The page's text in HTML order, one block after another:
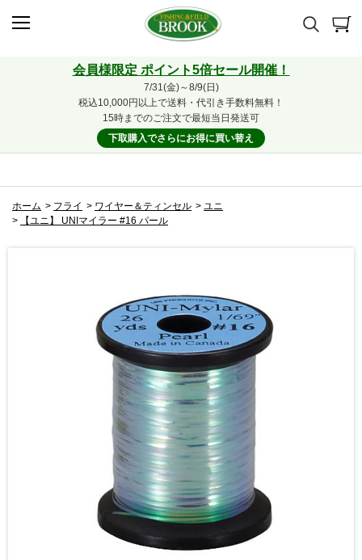
会員様限定 ポイント5倍セール開催！
7/31(金)～8/9(日)
税込10,000円以上で送料・代引き手数料無料！
15時までのご注文で最短当日発送可
下取購入でさらにお得に買い替え
ホーム > フライ > ワイヤー＆ティンセル > ユニ
>
【ユニ】 UNIマイラー #16 パール